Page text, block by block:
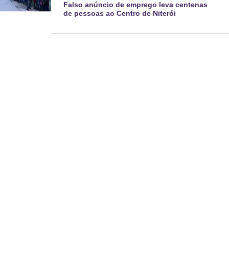
Falso anúncio de emprego leva centenas
de pessoas ao Centro de Niterói